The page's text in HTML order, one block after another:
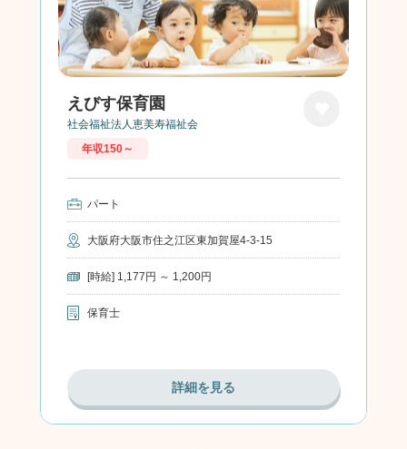
えびす保育園
社会福祉法人恵美寿福祉会
年収150～
パート
大阪府大阪市住之江区東加賀屋4-3-15
[時給] 1,177円 ～ 1,200円
保育士
詳細を見る